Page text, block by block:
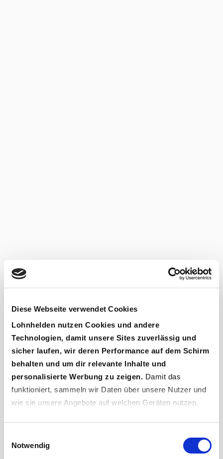
Diese Webseite verwendet Cookies
Lohnhelden nutzen Cookies und andere
Technologien, damit unsere Sites zuverlässig und
sicher laufen, wir deren Performance auf dem Schirm
behalten und um dir relevante Inhalte und
personalisierte Werbung zu zeigen. Damit das
funktioniert, sammeln wir Daten über unsere Nutzer und
wie sie unsere Angebote auf welchen Geräten nutzen.
und erlaubst uns, diese Daten an Dritte weiterzugeben,
etwa an unsere Marketingpartner. Falls du dem nicht
Notwendig